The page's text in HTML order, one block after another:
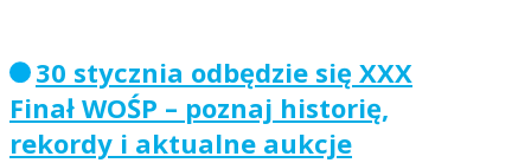
30 stycznia odbędzie się XXX
Finał WOŚP – poznaj historię,
rekordy i aktualne aukcje